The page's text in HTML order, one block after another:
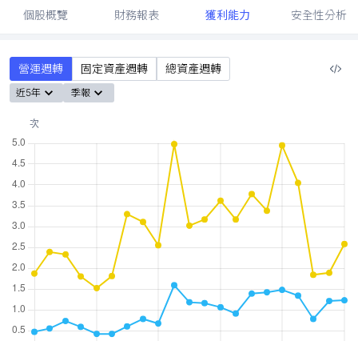
個股概覽 財務報表 獲利能力 安全性分析
營運週轉 固定資產週轉 總資產週轉
近5年 季報